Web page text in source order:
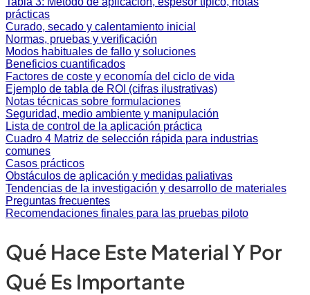
prácticas
Curado, secado y calentamiento inicial
Normas, pruebas y verificación
Modos habituales de fallo y soluciones
Beneficios cuantificados
Factores de coste y economía del ciclo de vida
Ejemplo de tabla de ROI (cifras ilustrativas)
Notas técnicas sobre formulaciones
Seguridad, medio ambiente y manipulación
Lista de control de la aplicación práctica
Cuadro 4 Matriz de selección rápida para industrias
comunes
Casos prácticos
Obstáculos de aplicación y medidas paliativas
Tendencias de la investigación y desarrollo de materiales
Preguntas frecuentes
Recomendaciones finales para las pruebas piloto
Qué Hace Este Material Y Por
Qué Es Importante